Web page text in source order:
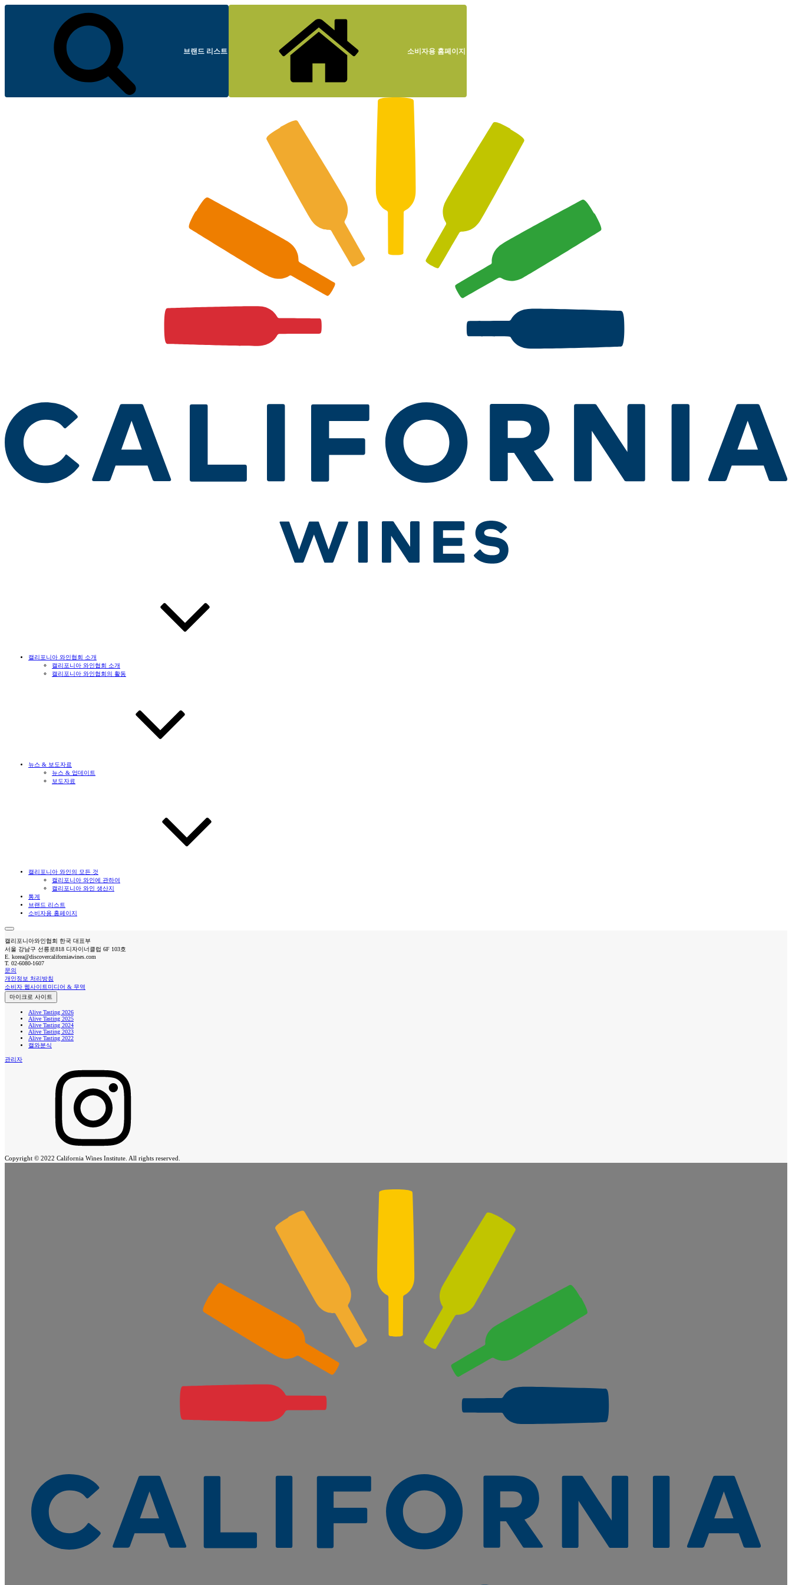
브랜드 리스트 소비자용 홈페이지
캘리포니아 와인협회 소개
캘리포니아 와인협회 소개
캘리포니아 와인협회의 활동
뉴스 & 보도자료
뉴스 & 업데이트
보도자료
캘리포니아 와인의 모든 것
캘리포니아 와인에 관하여
캘리포니아 와인 생산지
통계
브랜드 리스트
소비자용 홈페이지
캘리포니아와인협회 한국 대표부
서울 강남구 선릉로818 디자이너클럽 6F 103호
E. korea@discovercaliforniawines.com
T. 02-6080-1607
문의
개인정보 처리방침
소비자 웹사이트미디어 & 무역
마이크로 사이트
Alive Tasting 2026
Alive Tasting 2025
Alive Tasting 2024
Alive Tasting 2023
Alive Tasting 2022
캘와분식
관리자
Copyright © 2022 California Wines Institute. All rights reserved.